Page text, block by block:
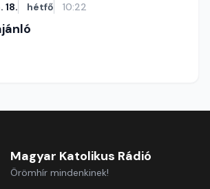
18. hétfő 10:22
Magyar Katolikus Rádió
Örömhír mindenkinek!